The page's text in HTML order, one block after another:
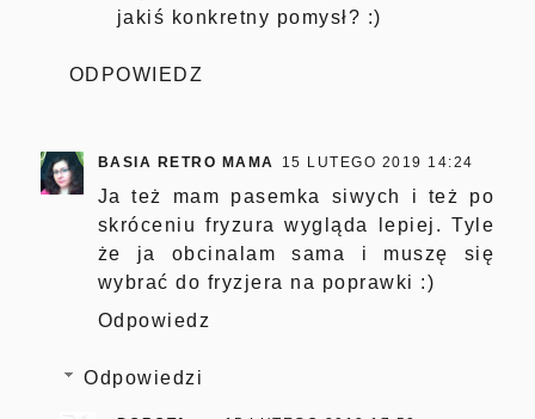
jakiś konkretny pomysł? :)
ODPOWIEDZ
BASIA RETRO MAMA 15 LUTEGO 2019 14:24
Ja też mam pasemka siwych i też po
skróceniu fryzura wygląda lepiej. Tyle
że ja obcinalam sama i muszę się
wybrać do fryzjera na poprawki :)
Odpowiedz
Odpowiedzi